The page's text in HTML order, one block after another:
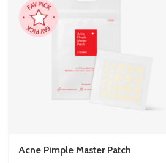
Acne Pimple Master Patch